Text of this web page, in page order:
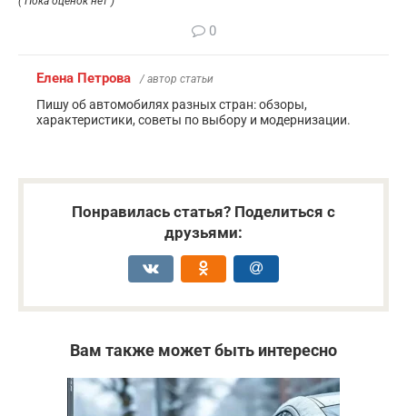
0
Елена Петрова / автор статьи
Пишу об автомобилях разных стран: обзоры,
характеристики, советы по выбору и модернизации.
Понравилась статья? Поделиться с
друзьями:
Вам также может быть интересно